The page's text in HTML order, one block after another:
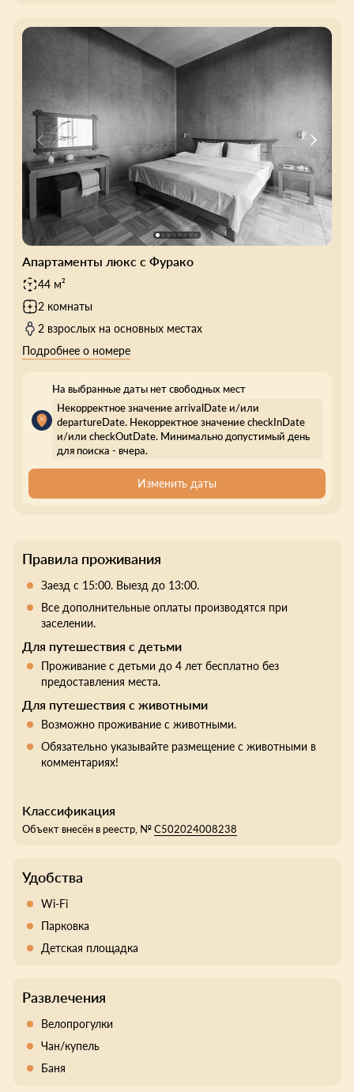
Апартаменты люкс с Фурако
44 м²
2 комнаты
2 взрослых на основных местах
Подробнее о номере
На выбранные даты нет свободных мест
Некорректное значение arrivalDate и/или
departureDate. Некорректное значение checkInDate
и/или checkOutDate. Минимально допустимый день
для поиска - вчера.
Изменить даты
Правила проживания
Заезд с 15:00. Выезд до 13:00.
Все дополнительные оплаты производятся при
заселении.
Для путешествия с детьми
Проживание с детьми до 4 лет бесплатно без
предоставления места.
Для путешествия с животными
Возможно проживание с животными.
Обязательно указывайте размещение с животными в
комментариях!
Классификация
Объект внесён в реестр, №С502024008238
Удобства
Wi-Fi
Парковка
Детская площадка
Развлечения
Велопрогулки
Чан/купель
Баня